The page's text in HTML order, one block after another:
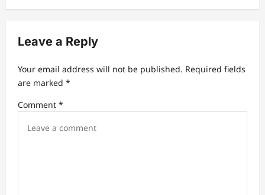
v
g
a
t
i
Leave a Reply
Your email address will not be published. Required fields
are marked *
Comment *